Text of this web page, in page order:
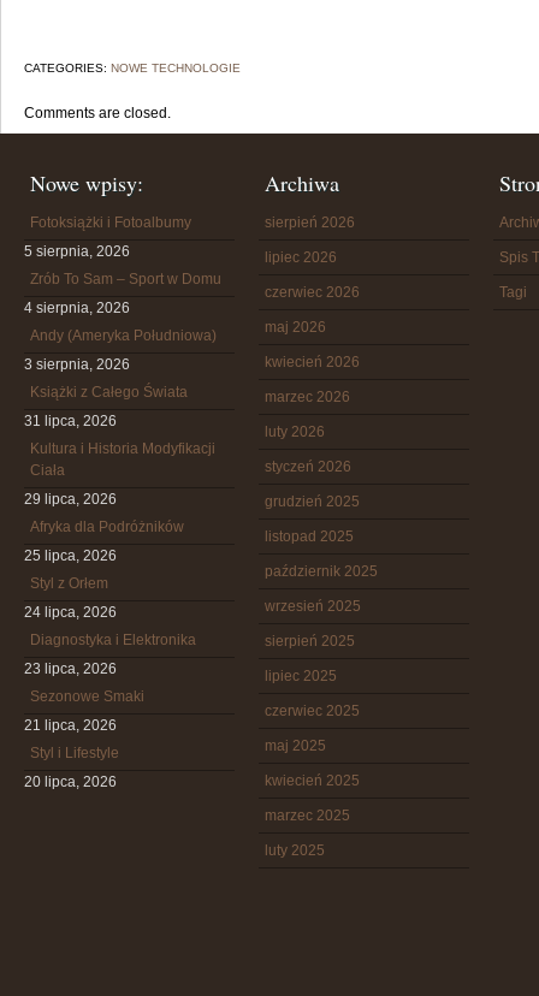
CATEGORIES: NOWE TECHNOLOGIE
Comments are closed.
Nowe wpisy:
Fotoksiążki i Fotoalbumy
5 sierpnia, 2026
Zrób To Sam – Sport w Domu
4 sierpnia, 2026
Andy (Ameryka Południowa)
3 sierpnia, 2026
Książki z Całego Świata
31 lipca, 2026
Kultura i Historia Modyfikacji
Ciała
29 lipca, 2026
Afryka dla Podróżników
25 lipca, 2026
Styl z Orłem
24 lipca, 2026
Diagnostyka i Elektronika
23 lipca, 2026
Sezonowe Smaki
21 lipca, 2026
Styl i Lifestyle
20 lipca, 2026
Archiwa
sierpień 2026
lipiec 2026
czerwiec 2026
maj 2026
kwiecień 2026
marzec 2026
luty 2026
styczeń 2026
grudzień 2025
listopad 2025
październik 2025
wrzesień 2025
sierpień 2025
lipiec 2025
czerwiec 2025
maj 2025
kwiecień 2025
marzec 2025
luty 2025
Spis
Tagi